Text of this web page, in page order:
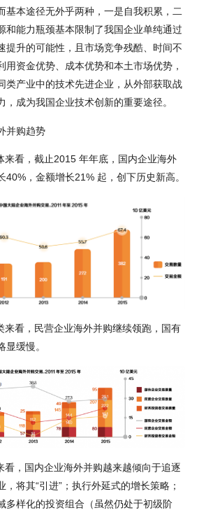
基本途径无外乎两种，一是自我积累，二
和能力瓶颈基本限制了我国企业单纯通过
提升的可能性，且市场竞争残酷、时间不
用资金优势、成本优势和本土市场优势，
类产业中的技术先进企业，从外部获取战
，成为我国企业技术创新的重要途径。
并购趋势
来看，截止2015 年年底，国内企业海外
40%，金额增长21% 起，创下历史新高。
来看，民营企业海外并购继续领跑，国有
显缓慢。
看，国内企业海外并购越来越倾向于追逐
，将其“引进”；执行外延式的增长策略；
多样化的投资组合（虽然仍处于初级阶